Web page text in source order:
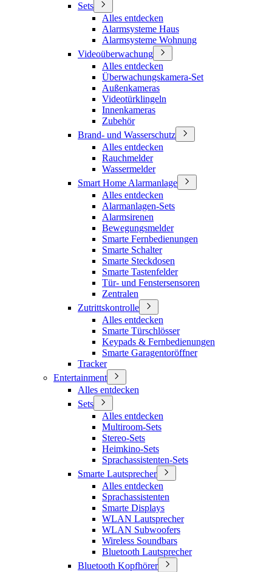
Sets
Alles entdecken
Alarmsysteme Haus
Alarmsysteme Wohnung
Videoüberwachung
Alles entdecken
Überwachungskamera-Set
Außenkameras
Videotürklingeln
Innenkameras
Zubehör
Brand- und Wasserschutz
Alles entdecken
Rauchmelder
Wassermelder
Smart Home Alarmanlage
Alles entdecken
Alarmanlagen-Sets
Alarmsirenen
Bewegungsmelder
Smarte Fernbedienungen
Smarte Schalter
Smarte Steckdosen
Smarte Tastenfelder
Tür- und Fenstersensoren
Zentralen
Zutrittskontrolle
Alles entdecken
Smarte Türschlösser
Keypads & Fernbedienungen
Smarte Garagentoröffner
Tracker
Entertainment
Alles entdecken
Sets
Alles entdecken
Multiroom-Sets
Stereo-Sets
Heimkino-Sets
Sprachassistenten-Sets
Smarte Lautsprecher
Alles entdecken
Sprachassistenten
Smarte Displays
WLAN Lautsprecher
WLAN Subwoofers
Wireless Soundbars
Bluetooth Lautsprecher
Bluetooth Kopfhörer